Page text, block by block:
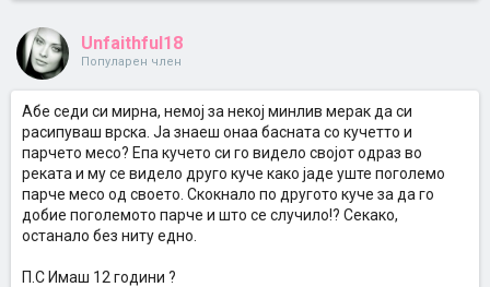
Unfaithful18
Популарен член
Абе седи си мирна, немој за некој минлив мерак да си
расипуваш врска. Ја знаеш онаа басната со кучетто и
парчето месо? Епа кучето си го видело својот одраз во
реката и му се видело друго куче како јаде уште поголемо
парче месо од своето. Скокнало по другото куче за да го
добие поголемото парче и што се случило!? Секако,
останало без ниту едно.
П.С Имаш 12 години ?